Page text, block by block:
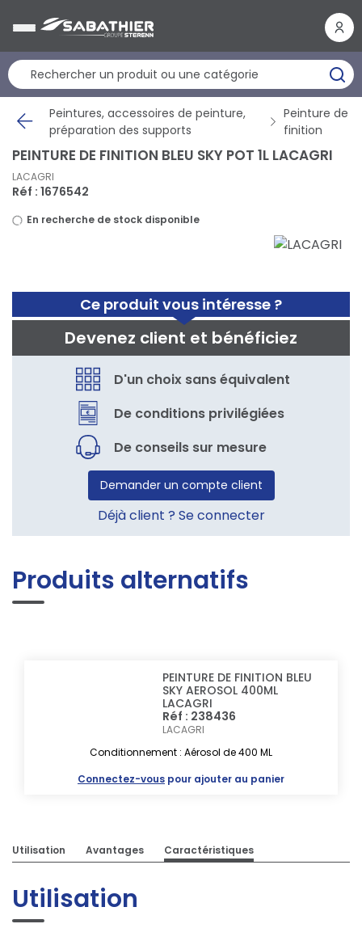
Peintures, accessoires de peinture,
préparation des supports
Peinture de
finition
Ce produit vous intéresse ?
Devenez client et bénéficiez
D'un choix sans équivalent
De conditions privilégiées
De conseils sur mesure
Demander un compte client
Déjà client ? Se connecter
PEINTURE DE FINITION BLEU SKY POT 1L LACAGRI
LACAGRI
Réf : 1676542
En recherche de stock disponible
Produits alternatifs
PEINTURE DE FINITION BLEU
SKY AEROSOL 400ML
LACAGRI
Réf : 238436
LACAGRI
Conditionnement : Aérosol de 400 ML
Connectez-vous pour ajouter au panier
Utilisation Avantages Caractéristiques
Utilisation